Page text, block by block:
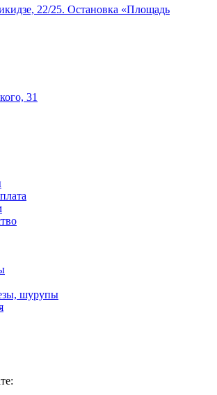
22/25. Остановка «Площадь
31
шурупы